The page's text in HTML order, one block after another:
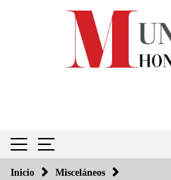
Inicio Misceláneos